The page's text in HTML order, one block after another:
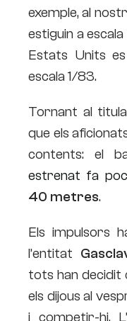
exemple, al
estiguin a
Estats Units
escala 1/83.
Tornant al
que els
contents: el
estrenat fa
40 metres.
Els impulsors
l’entitat
tots han decidit
els dijous al
i competir-hi.